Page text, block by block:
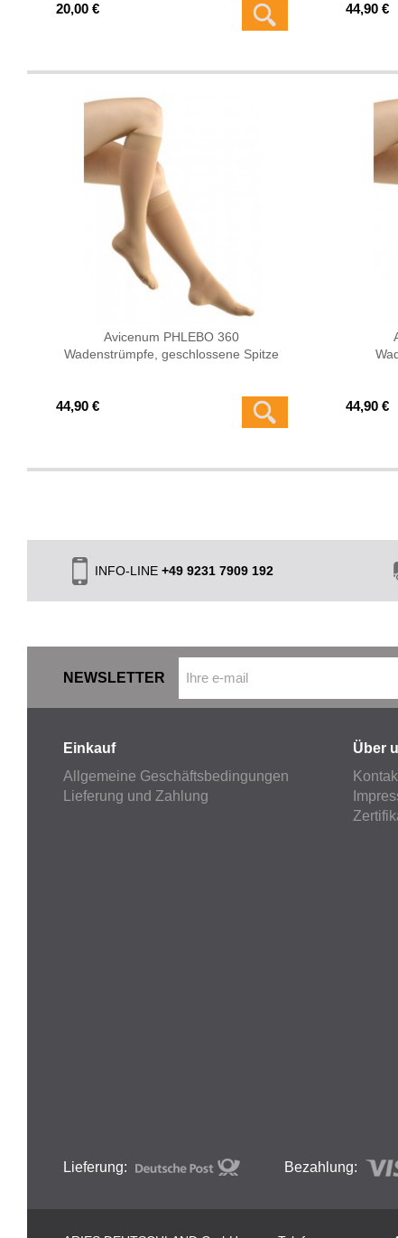
20,00 € 44,90 €
Avicenum PHLEBO 360
Wadenstrümpfe, geschlossene Spitze
44,90 € 44,90 €
INFO-LINE +49 9231 7909 192
NEWSLETTER
Einkauf
Allgemeine Geschäftsbedingungen
Lieferung und Zahlung
Über
Lieferung: Bezahlung: